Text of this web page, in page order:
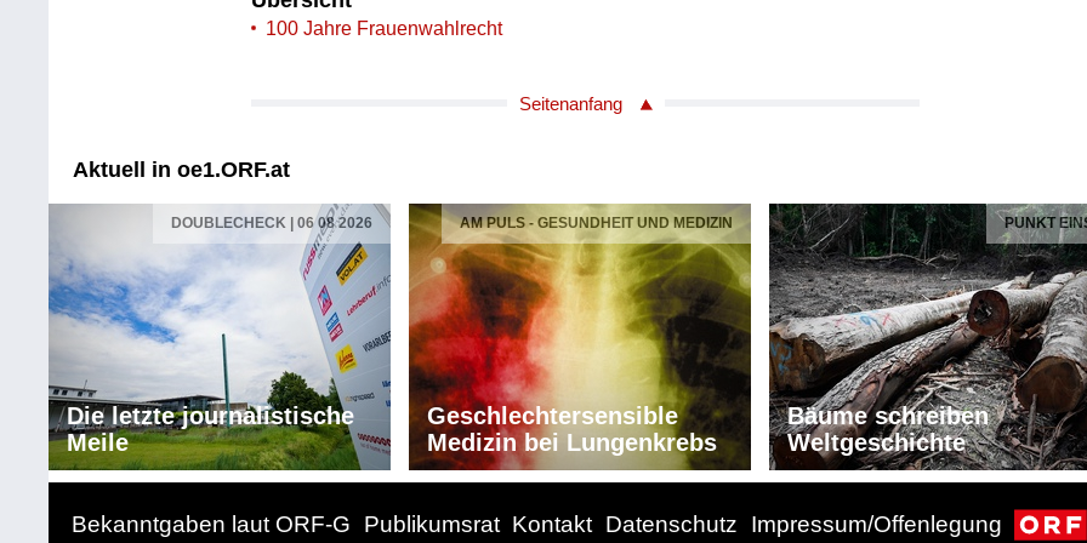
100 Jahre Frauenwahlrecht
Seitenanfang
Aktuell in oe1.ORF.at
DOUBLECHECK | 06 08 2026
Die letzte journalistische
Meile
AM PULS - GESUNDHEIT UND MEDIZIN
Geschlechtersensible
Medizin bei Lungenkrebs
PUNKT
Bäume schreiben
Weltgeschichte
Bekanntgaben laut ORF-G Publikumsrat Kontakt Datenschutz Impressum/Offenlegung